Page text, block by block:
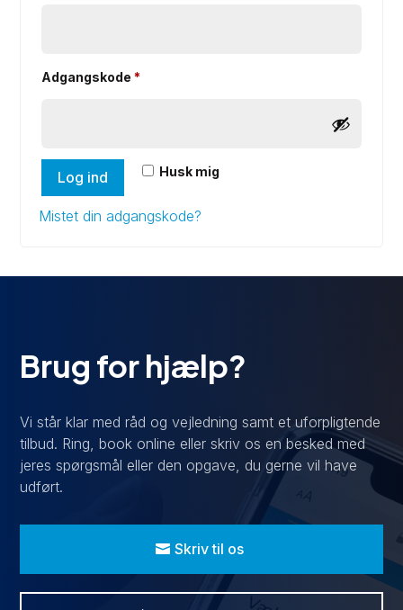
Adgangskode*
Husk mig
Log ind
Mistet din adgangskode?
Brug for hjælp?
Vi står klar med råd og vejledning samt et uforpligtende
tilbud. Ring, book online eller skriv os en besked med
jeres spørgsmål eller den opgave, du gerne vil have
udført.
Skriv til os